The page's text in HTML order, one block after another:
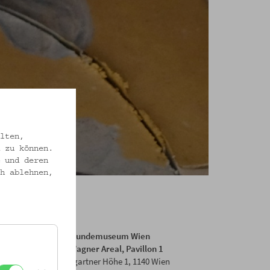
Volkskundemuseum Wien
Otto Wagner Areal, Pavillon 1
Baumgartner Höhe 1, 1140 Wien
können.
deren
ablehnen,